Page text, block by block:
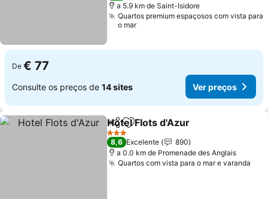
a 5.9 km de Saint-Isidore
Quartos premium espaçosos com vista para
o mar
De € 77
Consulte os preços de 14 sites Ver preços
PartilharAdicionar aos favoritos
Hotel Flots d'Azur
3 Estrelas
8,6 Excelente
890
a 0.0 km de Promenade des Anglais
Quartos com vista para o mar e varanda